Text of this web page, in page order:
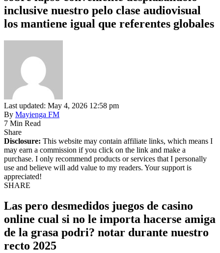
inclusive nuestro pelo clase audiovisual
los mantiene igual que referentes globales
Last updated: May 4, 2026 12:58 pm
By Mayienga FM
7 Min Read
Share
Disclosure: This website may contain affiliate links, which means I
may earn a commission if you click on the link and make a
purchase. I only recommend products or services that I personally
use and believe will add value to my readers. Your support is
appreciated!
SHARE
Las pero desmedidos juegos de casino
online cual si no le importa hacerse amiga
de la grasa podri? notar durante nuestro
recto 2025